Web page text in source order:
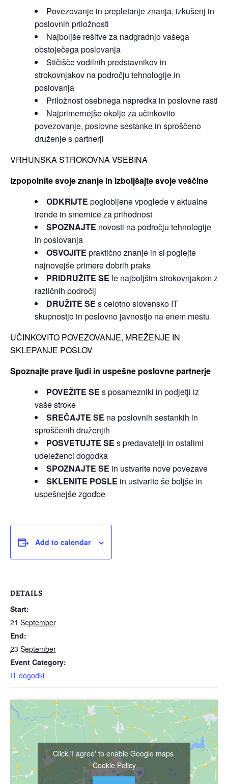
Povezovanje in prepletanje znanja, izkušenj in
poslovnih priložnosti
Najboljše rešitve za nadgradnjo vašega
obstoječega poslovanja
Stičišče vodilnih predstavnikov in
strokovnjakov na področju tehnologije in
poslovanja
Priložnost osebnega napredka in poslovne rasti
Najprimernejše okolje za učinkovito
povezovanje, poslovne sestanke in sproščeno
druženje s partnerji
VRHUNSKA STROKOVNA VSEBINA
Izpopolnite svoje znanje in izboljšajte svoje veščine
ODKRIJTE poglobljene vpoglede v aktualne
trende in smernice za prihodnost
SPOZNAJTE novosti na področju tehnologije
in poslovanja
OSVOJITE praktično znanje in si poglejte
najnovejše primere dobrih praks
PRIDRUŽITE SE le najboljšim strokovnjakom z
različnih področij
DRUŽITE SE s celotno slovensko IT
skupnostjo in poslovno javnostjo na enem mestu
UČINKOVITO POVEZOVANJE, MREŽENJE IN
SKLEPANJE POSLOV
Spoznajte prave ljudi in uspešne poslovne partnerje
POVEŽITE SE s posamezniki in podjetji iz
vaše stroke
SREČAJTE SE na poslovnih sestankih in
sproščenih druženjih
POSVETUJTE SE s predavatelji in ostalimi
udeleženci dogodka
SPOZNAJTE SE in ustvarite nove povezave
SKLENITE POSLE in ustvarite še boljše in
uspešnejše zgodbe
Add to calendar
DETAILS
Start:
21 September
End:
23 September
Event Category:
IT dogodki
Click 'I agree' to enable Google maps
Cookie Policy